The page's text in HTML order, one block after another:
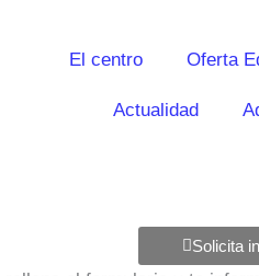
El centro Oferta
Actualidad
Solicita